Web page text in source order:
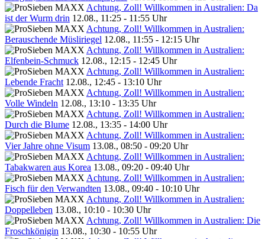
Achtung, Zoll! Willkommen in Australien: Da
ist der Wurm drin 12.08., 11:25 - 11:55 Uhr
Achtung, Zoll! Willkommen in Australien:
Berauschende Müsliriegel 12.08., 11:55 - 12:15 Uhr
Achtung, Zoll! Willkommen in Australien:
Elfenbein-Schmuck 12.08., 12:15 - 12:45 Uhr
Achtung, Zoll! Willkommen in Australien:
Lebende Fracht 12.08., 12:45 - 13:10 Uhr
Achtung, Zoll! Willkommen in Australien:
Volle Windeln 12.08., 13:10 - 13:35 Uhr
Achtung, Zoll! Willkommen in Australien:
Durch die Blume 12.08., 13:35 - 14:00 Uhr
Achtung, Zoll! Willkommen in Australien:
Vier Jahre ohne Visum 13.08., 08:50 - 09:20 Uhr
Achtung, Zoll! Willkommen in Australien:
Tabakwaren aus Korea 13.08., 09:20 - 09:40 Uhr
Achtung, Zoll! Willkommen in Australien:
Fisch für den Verwandten 13.08., 09:40 - 10:10 Uhr
Achtung, Zoll! Willkommen in Australien:
Doppelleben 13.08., 10:10 - 10:30 Uhr
Achtung, Zoll! Willkommen in Australien: Die
Froschkönigin 13.08., 10:30 - 10:55 Uhr